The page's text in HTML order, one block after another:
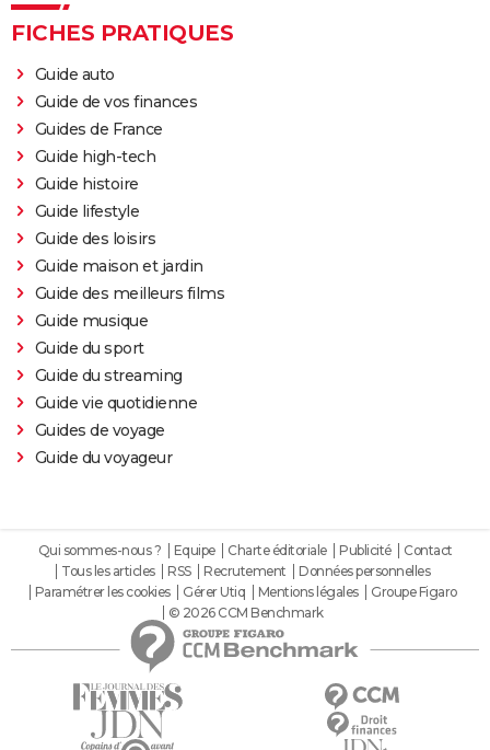
FICHES PRATIQUES
Guide auto
Guide de vos finances
Guides de France
Guide high-tech
Guide histoire
Guide lifestyle
Guide des loisirs
Guide maison et jardin
Guide des meilleurs films
Guide musique
Guide du sport
Guide du streaming
Guide vie quotidienne
Guides de voyage
Guide du voyageur
Qui sommes-nous ? Equipe Charte éditoriale Publicité
Contact
Tous les articles
RSS Recrutement
Données personnelles
Paramétrer les cookies
Gérer Utiq Mentions légales
Groupe Figaro
© 2026 CCM Benchmark